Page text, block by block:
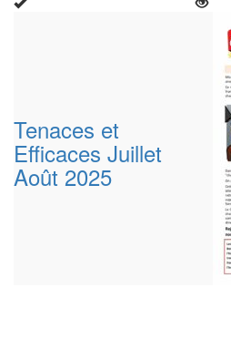
Tenaces et
Efficaces Juillet
Août 2025